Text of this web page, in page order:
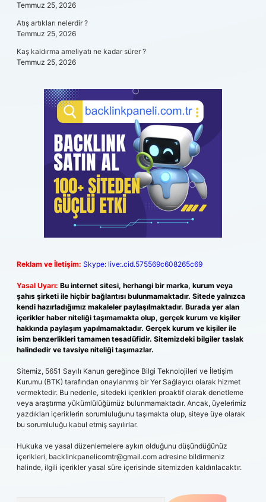
Temmuz 25, 2026
Atış artıkları nelerdir ?
Temmuz 25, 2026
Kaş kaldırma ameliyatı ne kadar sürer ?
Temmuz 25, 2026
Reklam ve İletişim: Skype: live:.cid.575569c608265c69
Yasal Uyarı: Bu internet sitesi, herhangi bir marka, kurum veya
şahıs şirketi ile hiçbir bağlantısı bulunmamaktadır. Sitede yalnızca
kendi hazırladığımız makaleler paylaşılmaktadır. Burada yer alan
içerikler haber niteliği taşımamakta olup, gerçek kurum ve kişiler
hakkında paylaşım yapılmamaktadır. Gerçek kurum ve kişiler ile
isim benzerlikleri tamamen tesadüfidir. Sitemizdeki bilgiler taslak
halindedir ve tavsiye niteliği taşımazlar.
Sitemiz, 5651 Sayılı Kanun gereğince Bilgi Teknolojileri ve İletişim
Kurumu (BTK) tarafından onaylanmış bir Yer Sağlayıcı olarak hizmet
vermektedir. Bu nedenle, sitedeki içerikleri proaktif olarak denetleme
veya araştırma yükümlülüğümüz bulunmamaktadır. Ancak, üyelerimiz
yazdıkları içeriklerin sorumluluğunu taşımakta olup, siteye üye olarak
bu sorumluluğu kabul etmiş sayılırlar.
Hukuka ve yasal düzenlemelere aykırı olduğunu düşündüğünüz
içerikleri, backlinkpanelicomtr@gmail.com adresine bildirmeniz
halinde, ilgili içerikler yasal süre içerisinde sitemizden kaldırılacaktır.